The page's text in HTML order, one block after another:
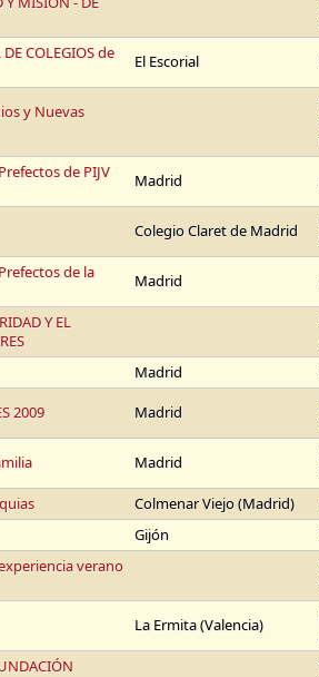
DE COLEGIOS de
El Escorial
y Nuevas
de PIJV
Madrid
Colegio Claret de Madrid
de la
Madrid
Y EL
Madrid
2009 Madrid
Madrid
Colmenar Viejo (Madrid)
Gijón
verano
La Ermita (Valencia)